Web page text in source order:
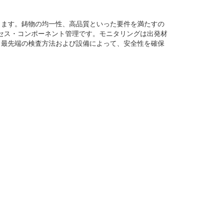
す。鋳物の均一性、高品質といった要件を満たすの
・コンポーネント管理です。モニタリングは出発材
先端の検査方法および設備によって、安全性を確保